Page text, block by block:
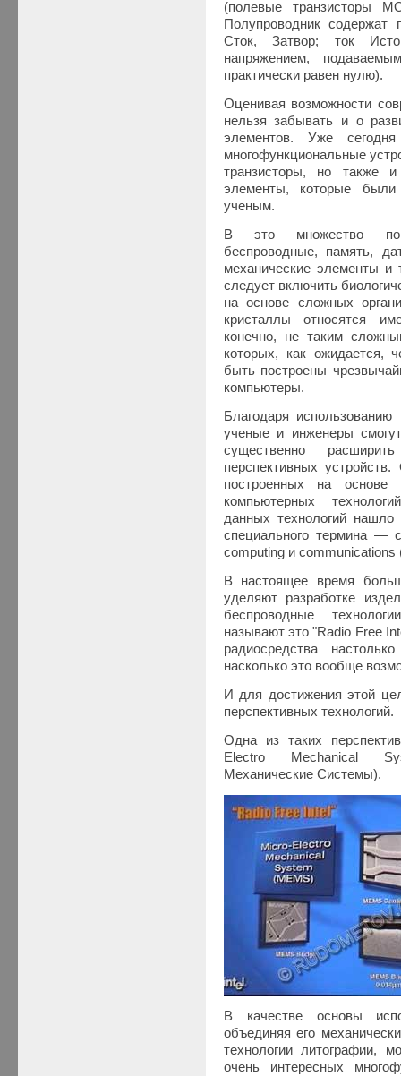
(полевые транзисторы
Полупроводник содержат
Сток, Затвор; ток
напряжением,
практически равен нулю).
Оценивая возможности
нельзя забывать и о
элементов. Уже
многофункциональные
транзисторы, но также
элементы, которые
ученым.
В это множество
беспроводные, память,
механические элементы и
следует включить
на основе сложных
кристаллы относятся
конечно, не таким
которых, как ожидается,
быть построены
компьютеры.
Благодаря
ученые и инженеры
существенно
перспективных
построенных на основе
компьютерных
данных технологий
специального термина —
computing и
В настоящее время
уделяют разработке
беспроводные
называют это "Radio Free
радиосредства
насколько это вообще
И для достижения этой
перспективных технологий.
Одна из таких
Electro Mechanical
Механические Системы).
В качестве основы
объединяя его
технологии литографии,
очень интересных